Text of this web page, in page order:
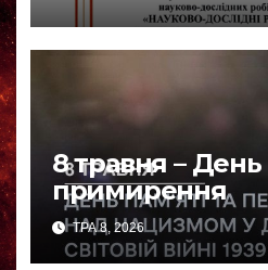
8 травня – День
примирення
ТРА 8, 2026